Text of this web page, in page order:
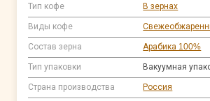
Тип кофе В зернах
Виды кофе
Состав зерна Арабика 100%
Тип упаковки Вакуумная
Страна производства Россия